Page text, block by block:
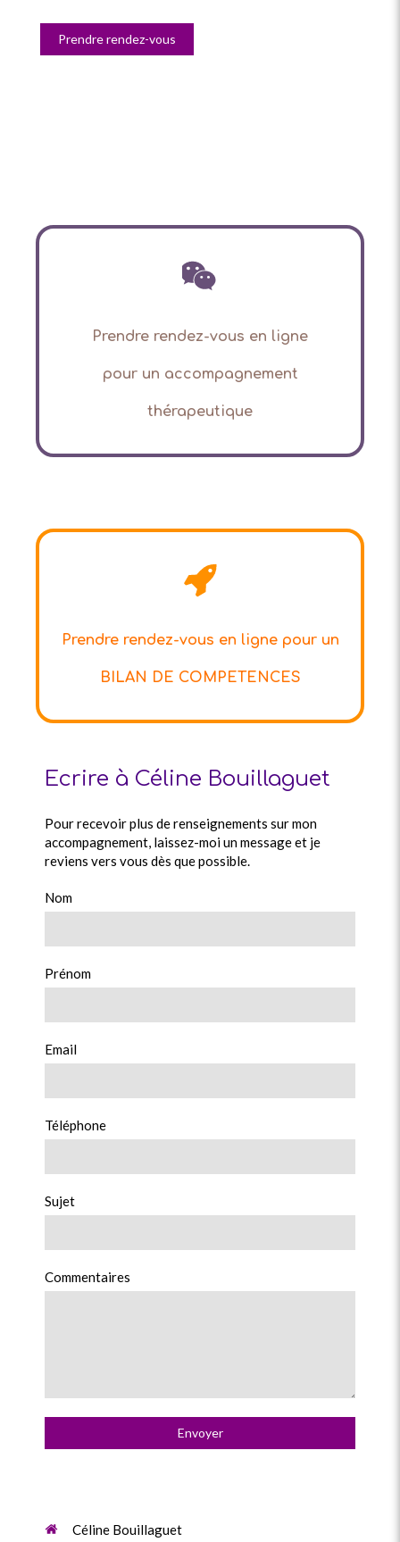
Prendre rendez-vous
Prendre rendez-vous en ligne
pour un accompagnement
thérapeutique
Prendre rendez-vous en ligne pour un
BILAN DE COMPETENCES
Ecrire à Céline Bouillaguet
Pour recevoir plus de renseignements sur mon
accompagnement, laissez-moi un message et je
reviens vers vous dès que possible.
Nom
Prénom
Email
Téléphone
Sujet
Commentaires
Envoyer
Céline Bouillaguet